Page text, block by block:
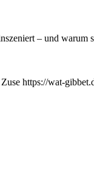
– und warum
Zuse https://wat-